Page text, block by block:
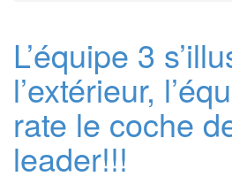
L’équipe 3
l’extérieur,
rate le coche
leader!!!